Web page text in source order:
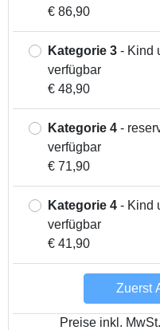
€ 86,90
Kategorie 3 - Kind
verfügbar
€ 48,90
Kategorie 4 -
verfügbar
€ 71,90
Kategorie 4 - Kind
verfügbar
€ 41,90
Zuerst
Preise inkl.